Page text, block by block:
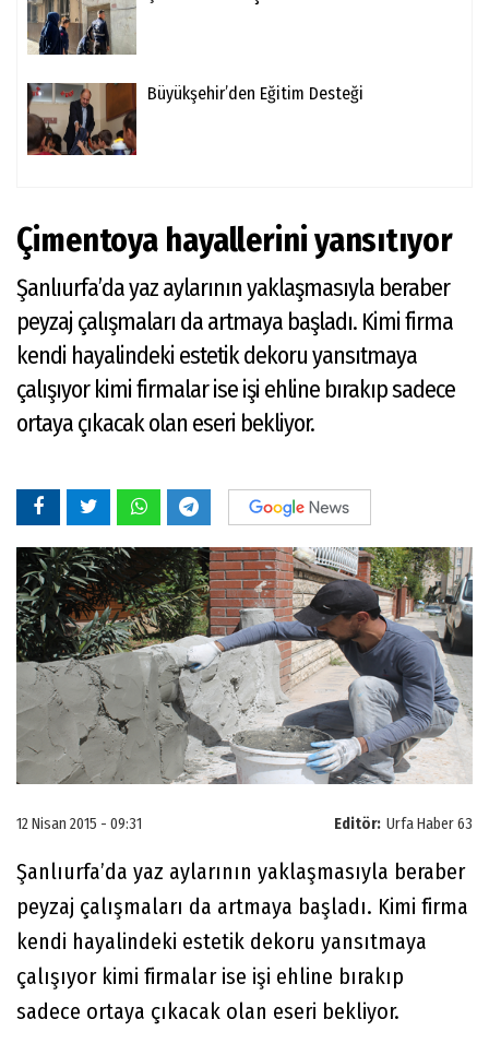
Büyükşehir’den Eğitim Desteği
Çimentoya hayallerini yansıtıyor
Şanlıurfa’da yaz aylarının yaklaşmasıyla beraber
peyzaj çalışmaları da artmaya başladı. Kimi firma
kendi hayalindeki estetik dekoru yansıtmaya
çalışıyor kimi firmalar ise işi ehline bırakıp sadece
ortaya çıkacak olan eseri bekliyor.
Editör: Urfa Haber 63
12 Nisan 2015 - 09:31
Şanlıurfa’da yaz aylarının yaklaşmasıyla beraber
peyzaj çalışmaları da artmaya başladı. Kimi firma
kendi hayalindeki estetik dekoru yansıtmaya
çalışıyor kimi firmalar ise işi ehline bırakıp
sadece ortaya çıkacak olan eseri bekliyor.